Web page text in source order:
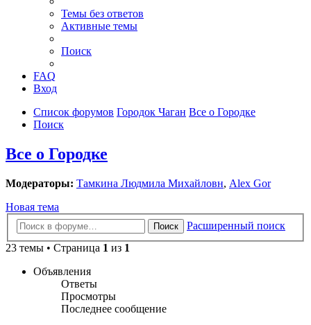
Темы без ответов
Активные темы
Поиск
FAQ
Вход
Список форумов Городок Чаган Все о Городке
Поиск
Все о Городке
Модераторы: Тамкина Людмила Михайловн, Alex Gor
Новая тема
Поиск
Расширенный поиск
23 темы • Страница 1 из 1
Объявления
Ответы
Просмотры
Последнее сообщение